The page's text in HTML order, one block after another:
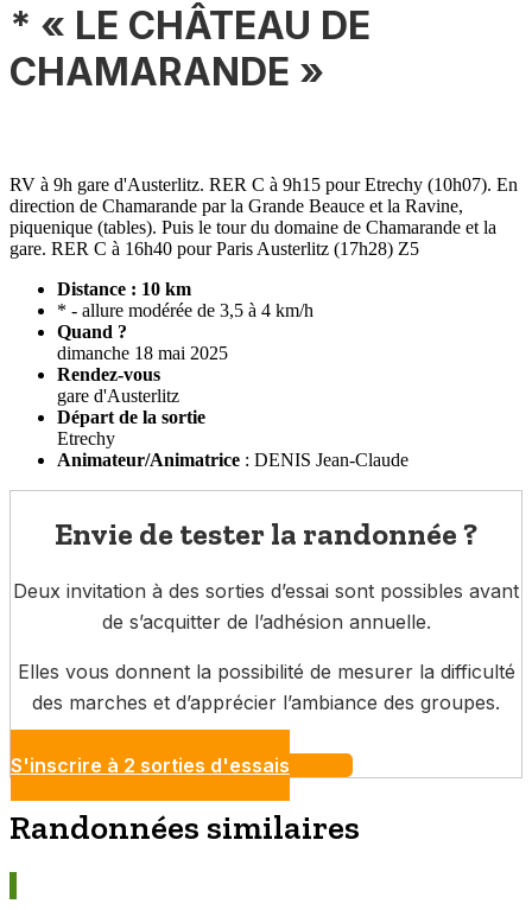
* « LE CHÂTEAU DE
CHAMARANDE »
RV à 9h gare d'Austerlitz. RER C à 9h15 pour Etrechy (10h07). En
direction de Chamarande par la Grande Beauce et la Ravine,
piquenique (tables). Puis le tour du domaine de Chamarande et la
gare. RER C à 16h40 pour Paris Austerlitz (17h28) Z5
Distance : 10 km
* - allure modérée de 3,5 à 4 km/h
Quand ?
dimanche 18 mai 2025
Rendez-vous
gare d'Austerlitz
Départ de la sortie
Etrechy
Animateur/Animatrice : DENIS Jean-Claude
Envie de tester la randonnée ?
Deux invitation à des sorties d’essai sont possibles avant
de s’acquitter de l’adhésion annuelle.
Elles vous donnent la possibilité de mesurer la difficulté
des marches et d’apprécier l’ambiance des groupes.
S'inscrire à 2 sorties d'essais
Randonnées similaires